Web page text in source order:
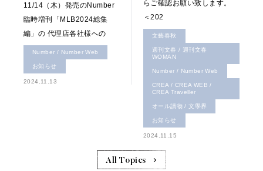
11/14（木）発売のNumber
臨時増刊「MLB2024総集
編」の 代理店各社様への
Number / Number Web
お知らせ
2024.11.13
らご確認お願い致します。
＜202
文藝春秋
週刊文春 / 週刊文春
WOMAN
Number / Number Web
CREA / CREA WEB /
CREA Traveller
オール讀物 / 文學界
お知らせ
2024.11.15
All Topics